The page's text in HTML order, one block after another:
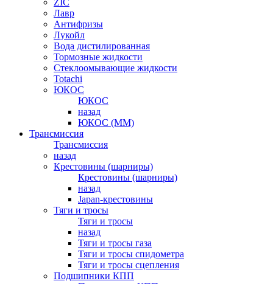
ZIC
Лавр
Антифризы
Лукойл
Вода дистилированная
Тормозные жидкости
Стеклоомывающие жидкости
Totachi
ЮКОС
ЮКОС
назад
ЮКОС (ММ)
Трансмиссия
Трансмиссия
назад
Крестовины (шарниры)
Крестовины (шарниры)
назад
Japan-крестовины
Тяги и тросы
Тяги и тросы
назад
Тяги и тросы газа
Тяги и тросы спидометра
Тяги и тросы сцепления
Подшипники КПП